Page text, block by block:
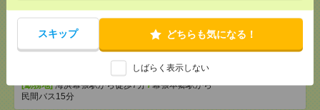
スキップ どちらも気になる！
しばらく表示しない
海浜幕張駅[派遣]
[給 与]時給1750円 月収例 280,000円
[勤務地]海浜幕張駅から徒歩7分/幕張本郷駅から
民間バス15分